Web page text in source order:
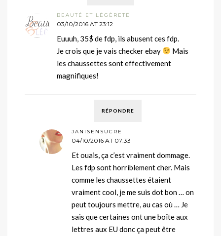
BEAUTÉ ET LÉGÈRETÉ
03/10/2016 AT 23:12
Euuuh, 35$ de fdp, ils abusent ces fdp.
Je crois que je vais checker ebay
Mais
les chaussettes sont effectivement
magnifiques!
RÉPONDRE
JANISENSUCRE
04/10/2016 AT 07:33
Et ouais, ça c’est vraiment dommage.
Les fdp sont horriblement cher. Mais
comme les chaussettes étaient
vraiment cool, je me suis dot bon … on
peut toujours mettre, au cas où … Je
sais que certaines ont une boîte aux
lettres aux EU donc ça peut être